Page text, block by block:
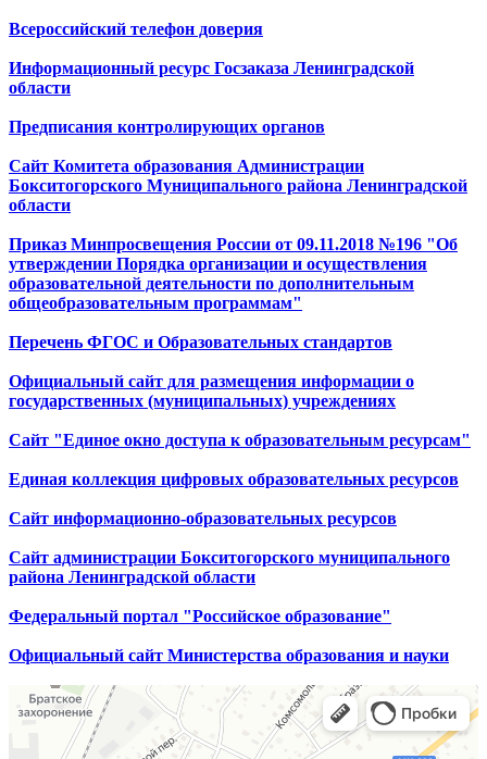
Всероссийский телефон доверия
Информационный ресурс Госзаказа Ленинградской
области
Предписания контролирующих органов
Сайт Комитета образования Администрации
Бокситогорского Муниципального района Ленинградской
области
Приказ Минпросвещения России от 09.11.2018 №196 "Об
утверждении Порядка организации и осуществления
образовательной деятельности по дополнительным
общеобразовательным программам"
Перечень ФГОС и Образовательных стандартов
Официальный сайт для размещения информации о
государственных (муниципальных) учреждениях
Сайт "Единое окно доступа к образовательным ресурсам"
Единая коллекция цифровых образовательных ресурсов
Сайт информационно-образовательных ресурсов
Сайт администрации Бокситогорского муниципального
района Ленинградской области
Федеральный портал "Российское образование"
Официальный сайт Министерства образования и науки